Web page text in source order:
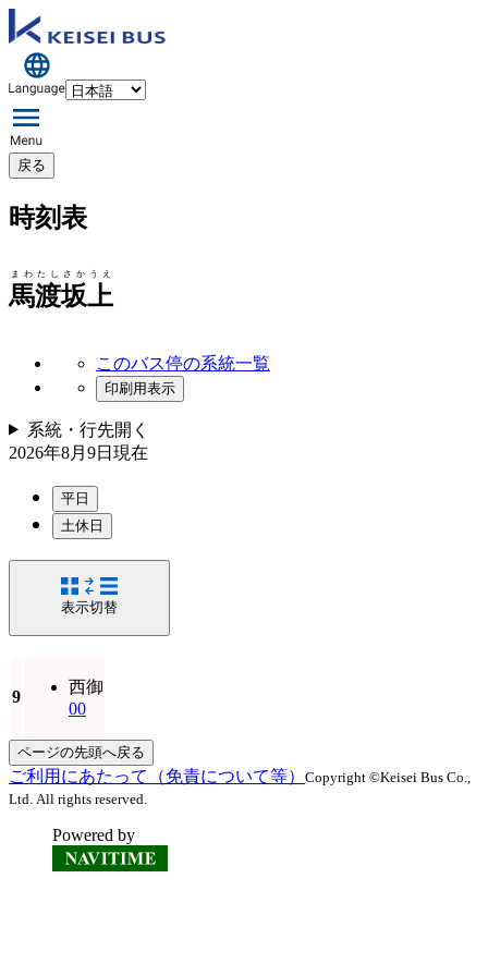
戻る
時刻表
馬渡坂上
まわたしさかうえ
このバス停の系統一覧
印刷用表示
系統・行先開く
2026年8月9日 現在
平日
土休日
表示切替
9
西御
00
ページの先頭へ戻る
ご利用にあたって（免責について等） Copyright ©Keisei Bus Co.,
Ltd. All rights reserved.
Powered by